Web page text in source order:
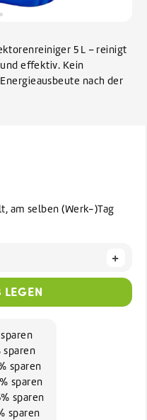
5 L – reinigt
effektiv. Kein
nach der
am selben (Werk-)Tag
+
LEGEN
sparen
sparen
sparen
sparen
sparen